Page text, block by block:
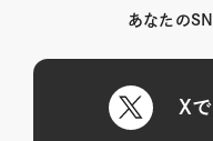
あなたの
X